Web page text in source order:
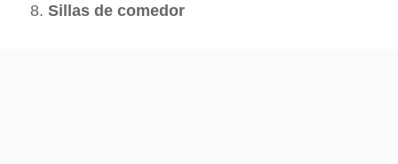
Sillas de comedor